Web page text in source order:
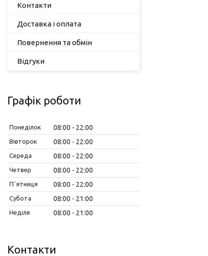
Контакти
Доставка і оплата
Повернення та обмін
Відгуки
Графік роботи
Понеділок 08:00 22:00
Вівторок 08:00 22:00
Середа 08:00 22:00
Четвер 08:00 22:00
Пʼятниця 08:00 22:00
Субота 08:00 21:00
Неділя 08:00 21:00
Контакти